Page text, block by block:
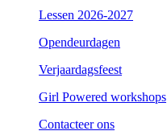
Lessen 2026-2027
Opendeurdagen
Verjaardagsfeest
Girl Powered workshops
Contacteer ons